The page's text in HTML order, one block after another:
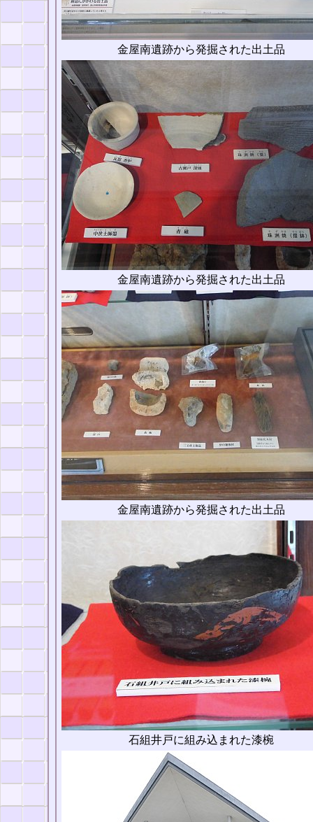
金屋南遺跡から発掘された出土品
金屋南遺跡から発掘された出土品
金屋南遺跡から発掘された出土品
石組井戸に組み込まれた漆椀